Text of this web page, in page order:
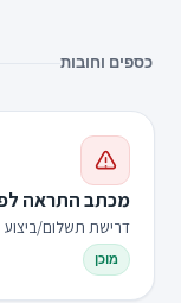
כספים וחובות
מכתב התראה
דרישת תשלום/
מוכן